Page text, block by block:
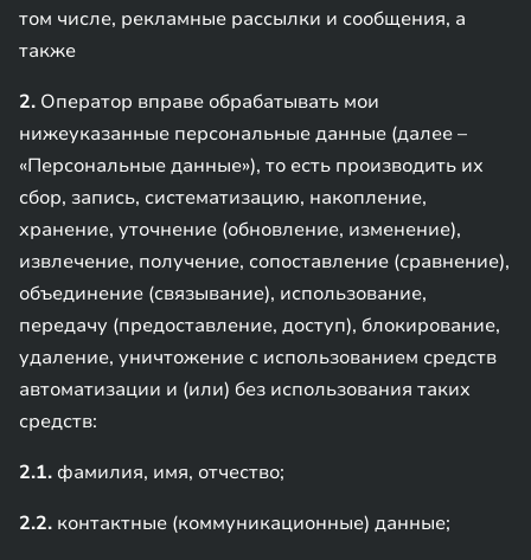
том числе, рекламные рассылки и сообщения, а
также
2. Оператор вправе обрабатывать мои
нижеуказанные персональные данные (далее –
«Персональные данные»), то есть производить их
сбор, запись, систематизацию, накопление,
хранение, уточнение (обновление, изменение),
извлечение, получение, сопоставление (сравнение),
объединение (связывание), использование,
передачу (предоставление, доступ), блокирование,
удаление, уничтожение с использованием средств
автоматизации и (или) без использования таких
средств:
2.1. фамилия, имя, отчество;
2.2. контактные (коммуникационные) данные;